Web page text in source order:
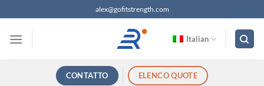
ai
contenuti
alex@gofitstrength.com
Italian
CONTATTO ELENCO QUOTE